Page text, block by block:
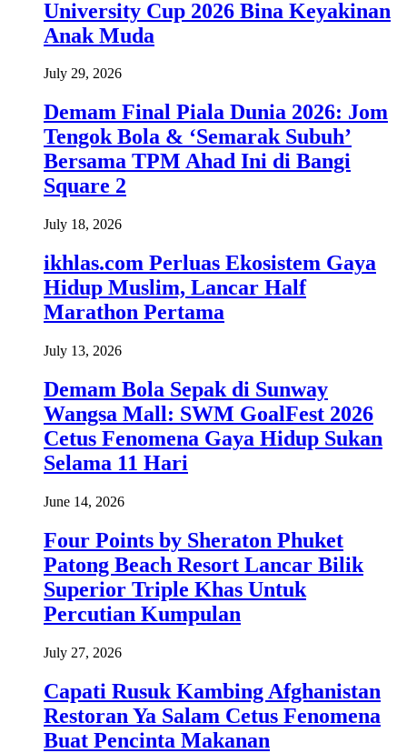
University Cup 2026 Bina Keyakinan
Anak Muda
July 29, 2026
Demam Final Piala Dunia 2026: Jom
Tengok Bola & ‘Semarak Subuh’
Bersama TPM Ahad Ini di Bangi
Square 2
July 18, 2026
ikhlas.com Perluas Ekosistem Gaya
Hidup Muslim, Lancar Half
Marathon Pertama
July 13, 2026
Demam Bola Sepak di Sunway
Wangsa Mall: SWM GoalFest 2026
Cetus Fenomena Gaya Hidup Sukan
Selama 11 Hari
June 14, 2026
Four Points by Sheraton Phuket
Patong Beach Resort Lancar Bilik
Superior Triple Khas Untuk
Percutian Kumpulan
July 27, 2026
Capati Rusuk Kambing Afghanistan
Restoran Ya Salam Cetus Fenomena
Buat Pencinta Makanan